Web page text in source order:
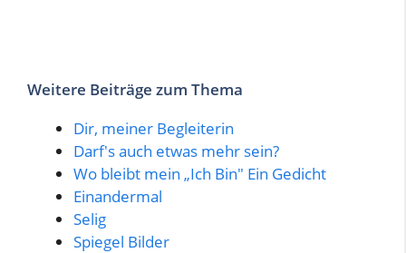
Weitere Beiträge zum Thema
Dir, meiner Begleiterin
Darf's auch etwas mehr sein?
Wo bleibt mein „Ich Bin" Ein Gedicht
Einandermal
Selig
Spiegel Bilder